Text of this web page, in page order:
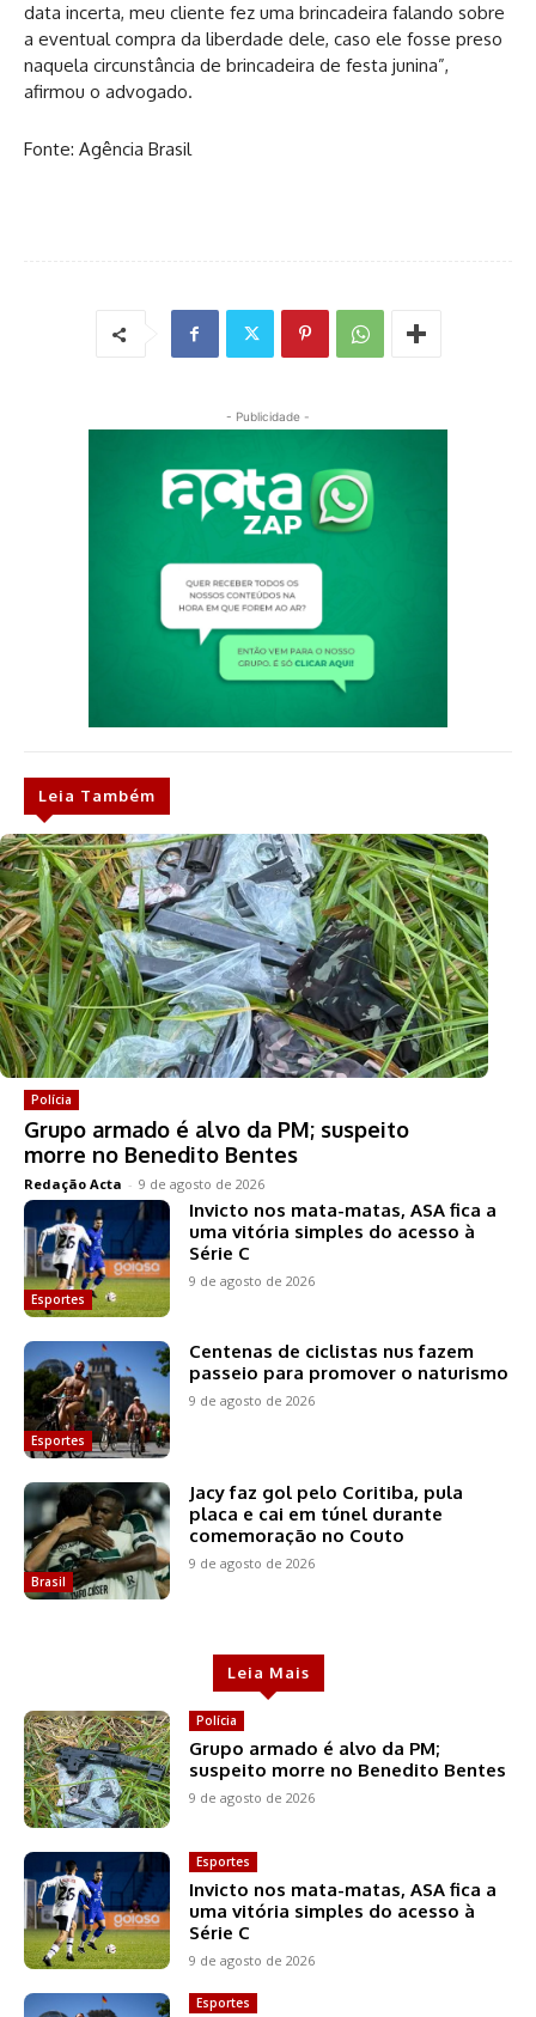
data incerta, meu cliente fez uma brincadeira falando sobre
a eventual compra da liberdade dele, caso ele fosse preso
naquela circunstância de brincadeira de festa junina”,
afirmou o advogado.
Fonte: Agência Brasil
- Publicidade -
Leia Também
Polícia
Grupo armado é alvo da PM; suspeito
morre no Benedito Bentes
Redação Acta - 9 de agosto de 2026
Esportes
Invicto nos mata-matas, ASA fica a
uma vitória simples do acesso à
Série C
9 de agosto de 2026
Esportes
Centenas de ciclistas nus fazem
passeio para promover o naturismo
9 de agosto de 2026
Brasil
Jacy faz gol pelo Coritiba, pula
placa e cai em túnel durante
comemoração no Couto
9 de agosto de 2026
Leia Mais
Polícia
Grupo armado é alvo da PM;
suspeito morre no Benedito Bentes
9 de agosto de 2026
Esportes
Invicto nos mata-matas, ASA fica a
uma vitória simples do acesso à
Série C
9 de agosto de 2026
Esportes